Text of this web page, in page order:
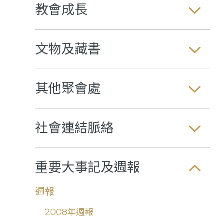
教會成長
文物及藏書
其他聚會處
社會連結脈絡
重要大事記及週報
週報
2008年週報